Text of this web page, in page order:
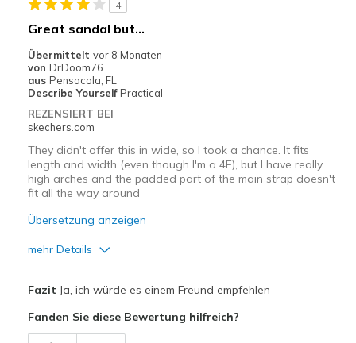
4
Great sandal but...
Übermittelt vor 8 Monaten
von DrDoom76
aus Pensacola, FL
Describe Yourself Practical
REZENSIERT BEI
skechers.com
They didn't offer this in wide, so I took a chance. It fits
length and width (even though I'm a 4E), but I have really
high arches and the padded part of the main strap doesn't
fit all the way around
Übersetzung anzeigen
mehr Details
Comfortable
Fazit Ja, ich würde es einem Freund empfehlen
Fanden Sie diese Bewertung hilfreich?